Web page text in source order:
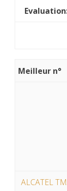
ALCATEL